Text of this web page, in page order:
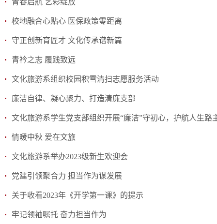
校地融合心贴心 医保政策零距离
守正创新育匠才 文化传承谱新篇
青衿之志 履践致远
文化旅游系组织校园积雪清扫志愿服务活动
廉洁自律、凝心聚力、打造清廉支部
文化旅游系学生党支部组织开展“廉洁”守初心，护航人生路
情暖中秋 爱在文旅
文化旅游系举办2023级新生欢迎会
党建引领聚合力 担当作为谋发展
关于收看2023年《开学第一课》的提示
牢记领袖嘱托 奋力担当作为